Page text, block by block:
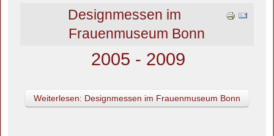
Designmessen im
Frauenmuseum Bonn
2005 - 2009
Weiterlesen: Designmessen im Frauenmuseum Bonn